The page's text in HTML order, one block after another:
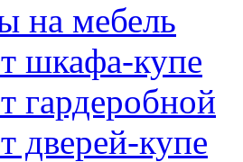
на мебель
шкафа-купе
гардеробной
дверей-купе